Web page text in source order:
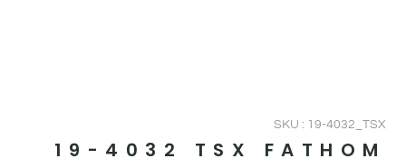
SKU : 19-4032_TSX
19-4032 TSX FATHOM